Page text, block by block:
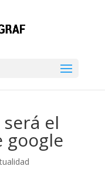
el
google